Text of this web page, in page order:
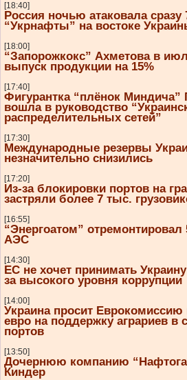
[18:40]
Россия ночью атаковала сразу
“Укрнафты” на востоке
[18:00]
“Запорожкокс” Ахметова в
выпуск продукции на 15%
[17:40]
Фигурантка “плёнок Миндича”
вошла в руководство
распределительных сетей”
[17:30]
Международные резервы
незначительно снизились
[17:20]
Из-за блокировки портов на
застряли более 7 тыс.
[16:55]
“Энергоатом” отремонтировал
АЭС
[14:30]
ЕС не хочет принимать
за высокого уровня коррупции
[14:00]
Украина просит
евро на поддержку аграриев в
портов
[13:50]
Дочернюю компанию
Киндер